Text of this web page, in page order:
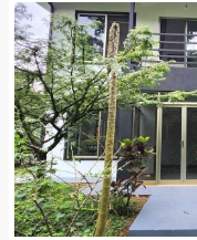
Previous